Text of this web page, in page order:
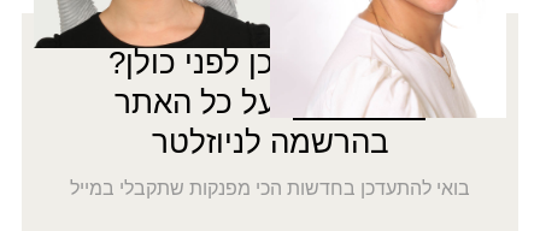
רוצה להתעדכן לפני כולן?
5% הנחה
על כל האתר
בהרשמה לניוזלטר
בואי להתעדכן בחדשות הכי מפנקות שתקבלי במייל